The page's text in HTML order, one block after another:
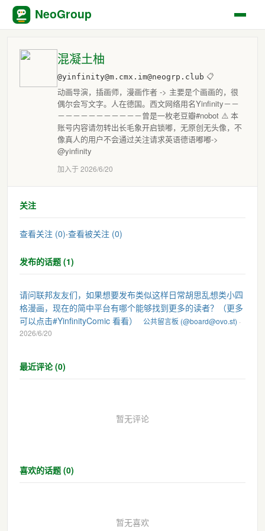
NeoGroup
混凝土柚
@yinfinity@m.cmx.im@neogrp.club 📋
动画导演，插画师，漫画作者 -> 主要是个画画的，很
偶尔会写文字。人在德国。西文网络用名Yinfinity－－
－－－－－－－－－－－曾是一枚老豆瓣#nobot ⚠️ 本
账号内容请勿转出长毛象开启锁嘟，无原创无头像，不
像真人的用户不会通过关注请求英语德语嘟嘟->
@yinfinity
加入于 2026/6/20
关注
查看关注 (0)·查看被关注 (0)
发布的话题 (1)
请问联邦友友们，如果想要发布类似这样日常胡思乱想类小四
格漫画，现在的简中平台有哪个能够找到更多的读者？（更多
可以点击#YinfinityComic 看看）
公共留言板 (@board@ovo.st) ·
2026/6/20
最近评论 (0)
暂无评论
喜欢的话题 (0)
暂无喜欢